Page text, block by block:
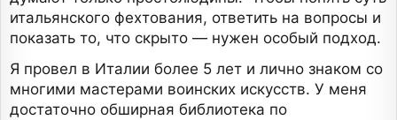
итальянского фехтования, ответить на вопросы и
показать то, что скрыто — нужен особый подход.
Я провел в Италии более 5 лет и лично знаком со
многими мастерами воинских искусств. У меня
достаточно обширная библиотека по